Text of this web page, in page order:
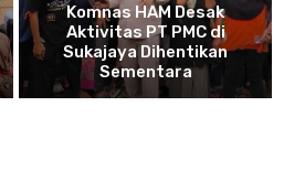
Komnas HAM Desak
Aktivitas PT PMC di
Sukajaya Dihentikan
Sementara